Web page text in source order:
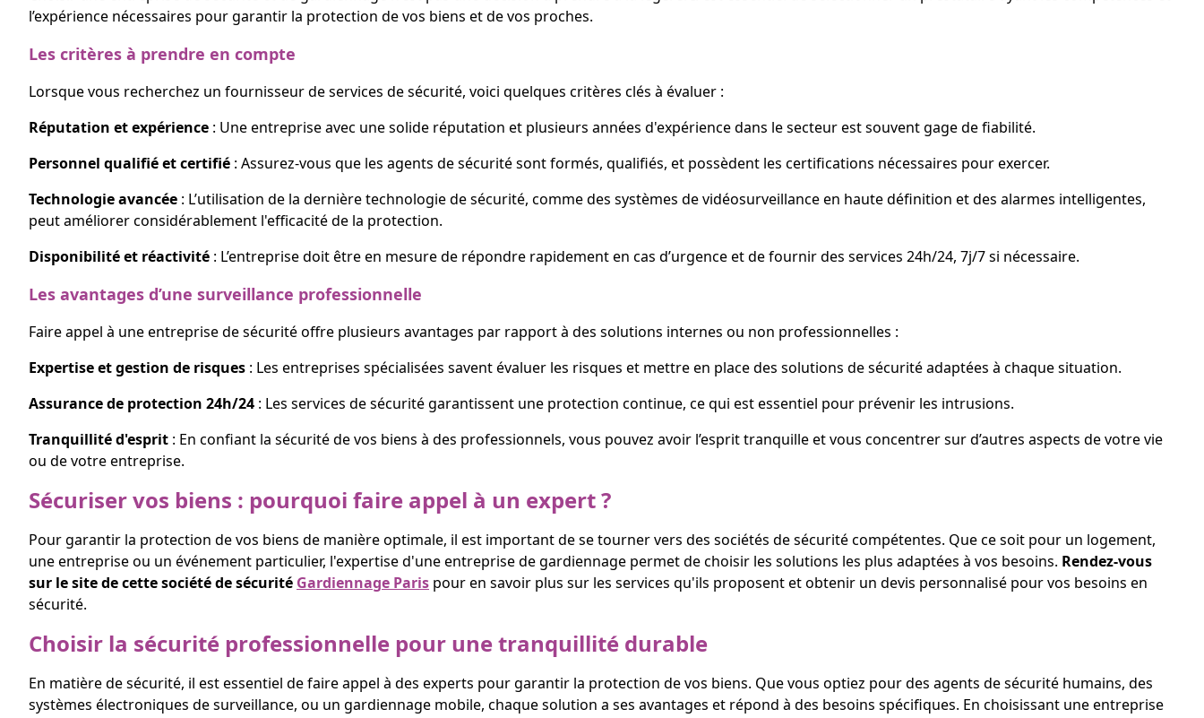
l’expérience nécessaires pour garantir la protection de vos biens et de vos proches.
Les critères à prendre en compte
Lorsque vous recherchez un fournisseur de services de sécurité, voici quelques critères clés à évaluer :
Réputation et expérience : Une entreprise avec une solide réputation et plusieurs années d'expérience dans le secteur est souvent gage de fiabilité.
Personnel qualifié et certifié : Assurez-vous que les agents de sécurité sont formés, qualifiés, et possèdent les certifications nécessaires pour exercer.
Technologie avancée : L’utilisation de la dernière technologie de sécurité, comme des systèmes de vidéosurveillance en haute définition et des alarmes intelligentes,
peut améliorer considérablement l'efficacité de la protection.
Disponibilité et réactivité : L’entreprise doit être en mesure de répondre rapidement en cas d’urgence et de fournir des services 24h/24, 7j/7 si nécessaire.
Les avantages d’une surveillance professionnelle
Faire appel à une entreprise de sécurité offre plusieurs avantages par rapport à des solutions internes ou non professionnelles :
Expertise et gestion de risques : Les entreprises spécialisées savent évaluer les risques et mettre en place des solutions de sécurité adaptées à chaque situation.
Assurance de protection 24h/24 : Les services de sécurité garantissent une protection continue, ce qui est essentiel pour prévenir les intrusions.
Tranquillité d'esprit : En confiant la sécurité de vos biens à des professionnels, vous pouvez avoir l’esprit tranquille et vous concentrer sur d’autres aspects de votre vie
ou de votre entreprise.
Sécuriser vos biens : pourquoi faire appel à un expert ?
Pour garantir la protection de vos biens de manière optimale, il est important de se tourner vers des sociétés de sécurité compétentes. Que ce soit pour un logement,
une entreprise ou un événement particulier, l'expertise d'une entreprise de gardiennage permet de choisir les solutions les plus adaptées à vos besoins. Rendez-vous
sur le site de cette société de sécurité Gardiennage Paris pour en savoir plus sur les services qu'ils proposent et obtenir un devis personnalisé pour vos besoins en
sécurité.
Choisir la sécurité professionnelle pour une tranquillité durable
En matière de sécurité, il est essentiel de faire appel à des experts pour garantir la protection de vos biens. Que vous optiez pour des agents de sécurité humains, des
systèmes électroniques de surveillance, ou un gardiennage mobile, chaque solution a ses avantages et répond à des besoins spécifiques. En choisissant une entreprise